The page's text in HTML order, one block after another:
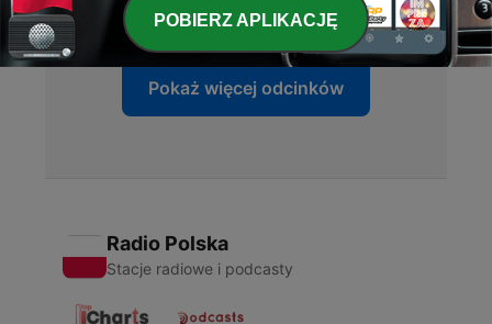
20 maj 2024
Pokaż więcej odcinków
Radio Polska
Stacje radiowe i podcasty
POBIERZ APLIKACJĘ